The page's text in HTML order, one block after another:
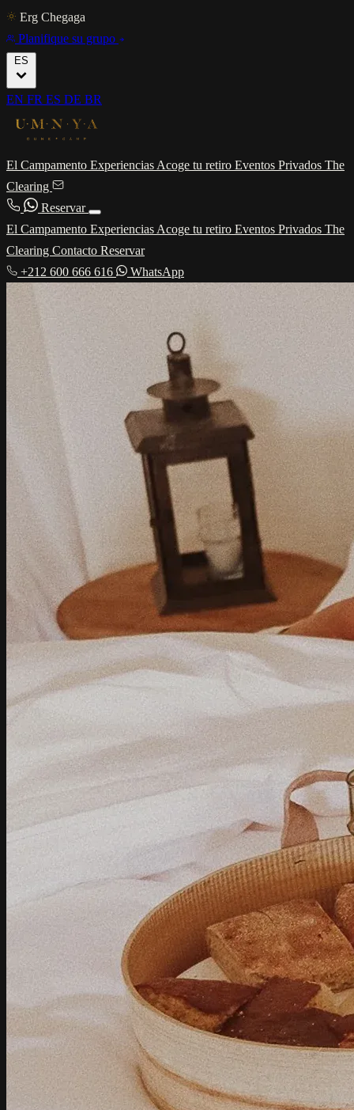
Erg Chegaga
Planifique su grupo
ES
EN FR ES DE BR
El Campamento Experiencias Acoge tu retiro Eventos Privados The
Clearing
Reservar
El Campamento Experiencias Acoge tu retiro Eventos Privados The
Clearing Contacto Reservar
+212 600 666 616
WhatsApp